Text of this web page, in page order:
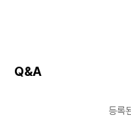
Q&A
등록